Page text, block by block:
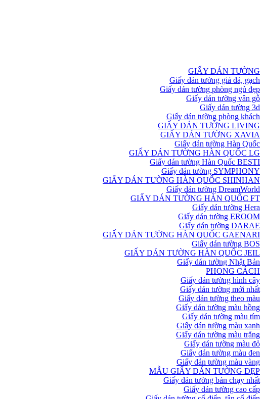
GIẤY DÁN TƯỜNG
Giấy dán tường giả đá, gạch
Giấy dán tường phòng ngủ đẹp
Giấy dán tường vân gỗ
Giấy dán tường 3d
Giấy dán tường phòng khách
GIẤY DÁN TƯỜNG LIVING
GIẤY DÁN TƯỜNG XAVIA
Giấy dán tường Hàn Quốc
GIẤY DÁN TƯỜNG HÀN QUỐC LG
Giấy dán tường Hàn Quốc BESTI
Giấy dán tường SYMPHONY
GIẤY DÁN TƯỜNG HÀN QUỐC SHINHAN
Giấy dán tường DreamWorld
GIẤY DÁN TƯỜNG HÀN QUỐC FT
Giấy dán tường Hera
Giấy dán tường EROOM
Giấy dán tường DARAE
GIẤY DÁN TƯỜNG HÀN QUỐC GAENARI
Giấy dán tường BOS
GIẤY DÁN TƯỜNG HÀN QUỐC JEIL
Giấy dán tường Nhật Bản
PHONG CÁCH
Giấy dán tường hình cây
Giấy dán tường mới nhất
Giấy dán tường theo màu
Giấy dán tường màu hồng
Giấy dán tường màu tím
Giấy dán tường màu xanh
Giấy dán tường màu trắng
Giấy dán tường màu đỏ
Giấy dán tường màu đen
Giấy dán tường màu vàng
MẪU GIẤY DÁN TƯỜNG ĐẸP
Giấy dán tường bán chạy nhất
Giấy dán tường cao cấp